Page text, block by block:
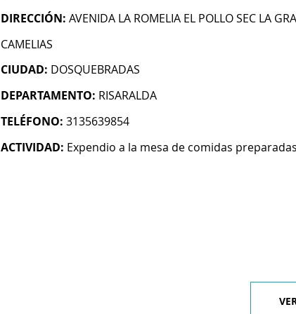
DIRECCIÓN: AVENIDA LA ROMELIA EL POLLO SEC LA
CAMELIAS
CIUDAD: DOSQUEBRADAS
DEPARTAMENTO: RISARALDA
TELÉFONO: 3135639854
ACTIVIDAD: Expendio a la mesa de comidas preparadas